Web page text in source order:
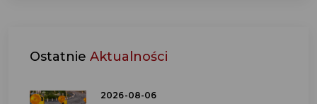
Ostatnie Aktualności
2026-08-06